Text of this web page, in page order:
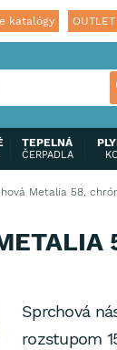
katalógy OUTLET
TEPELNÁ
ČERPADLA
Metalia 58,
Sprchová
rozstupom